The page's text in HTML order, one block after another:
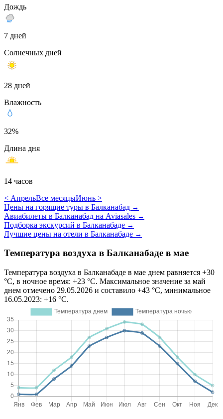
Дождь
7 дней
Солнечных дней
28 дней
Влажность
32%
Длина дня
14 часов
< АпрельВсе месяцыИюнь >
Цены на горящие туры в Балканабад →
Авиабилеты в Балканабад на Aviasales →
Подборка экскурсий в Балканабаде →
Лучшие цены на отели в Балканабаде →
Температура воздуха в Балканабаде в мае
Температура воздуха в Балканабаде в мае днем равняется +30
°C, в ночное время: +23 °C. Максимальное значение за май
днем отмечено 29.05.2026 и составило +43 °C, минимальное
16.05.2023: +16 °C.